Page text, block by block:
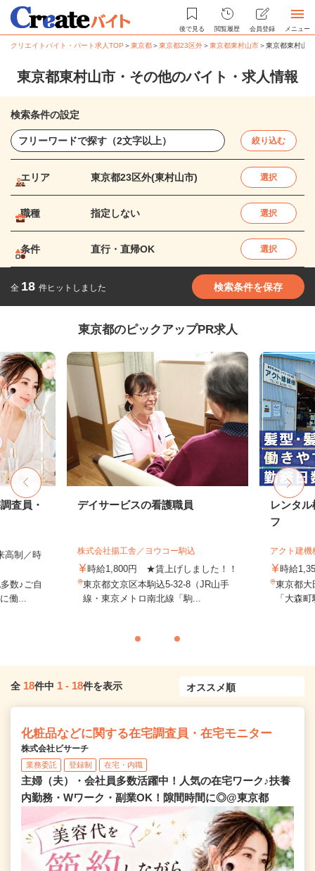
後で見る 閲覧履歴 会員登録 メニュー
クリエイトバイト・パート求人TOP ＞東京都＞東京都23区外＞東京都東村山市＞東京都東村山
東京都東村山市・その他のバイト・求人情報
検索条件の設定
絞り込む
エリア 東京都23区外(東村山市) 選択
職種 指定しない 選択
条件 直行・直帰OK 選択
全 18 件ヒットしました 検索条件を保存
東京都のピックアップPR求人
査員・
高制／時
数♪ご自
働...
デイサービスの看護職員
株式会社揚工舎／ヨウコー駒込
時給1,800円 ★賃上げしました！！
東京都文京区本駒込5-32-8（JR山手
線・東京メトロ南北線「駒...
レンタ
フ
アクト建機
時給
東京都大
「大森
全 18件中 1 - 18件を表示
化粧品などに関する在宅調査員・在宅モニター
株式会社ビサーチ
業務委託 登録制 在宅・内職
主婦（夫）・会社員多数活躍中！人気の在宅ワーク♪扶養
内勤務・Wワーク・副業OK！隙間時間に◎@東京都